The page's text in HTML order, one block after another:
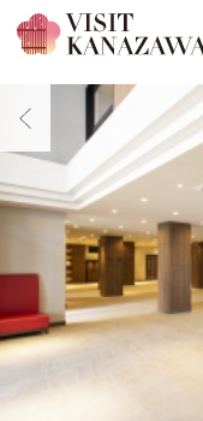
觀光資訊
旅遊計畫
Travel Trade and Media
Languages